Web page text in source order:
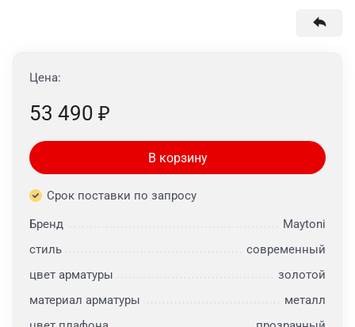
Цена:
53 490 ₽
В корзину
Срок поставки по запросу
Бренд
Maytoni
стиль
современный
цвет арматуры
золотой
материал арматуры
металл